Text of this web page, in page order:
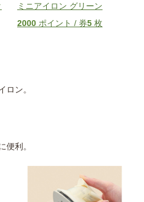
ミニアイロン グリーン
2000 ポイント / 券5 枚
ロン。
便利。